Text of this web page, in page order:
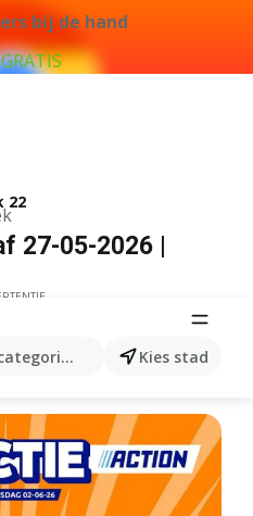
bij de hand
producten...
Kies stad
22
27-05-2026 |